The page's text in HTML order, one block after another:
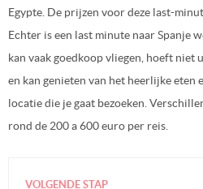
Egypte. De prijzen voor deze last-
Echter is een last minute naar Spanje
kan vaak goedkoop vliegen, hoeft niet
en kan genieten van het heerlijke eten
locatie die je gaat bezoeken.
rond de 200 a 600 euro per reis.
VOLGENDE STAP